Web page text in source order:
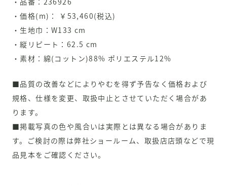
・価格(m)： ￥53,460(税込)
・生地巾：W133 cm
・縦リピート：62.5 cm
・素材：綿(コットン)88% ポリエステル12%
■品質の改善などによりやむを得ず予告なく価格および
規格、仕様を変更、取扱中止とさせていただく場合があ
ります。
■掲載写真の色や風合いは実際とは異なる場合がありま
す。ご検討の際は弊社ショールーム、取扱店店頭などで現
品見本をご確認ください。